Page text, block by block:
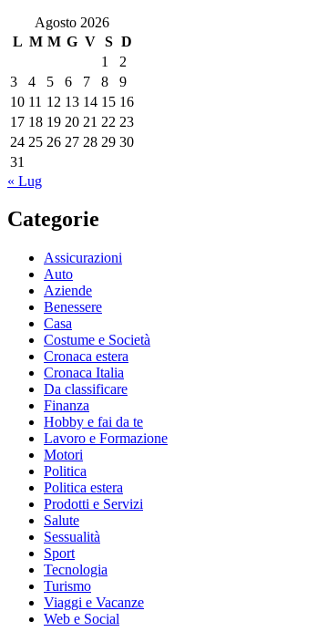
Agosto 2026
L M M G V S D
1
2
3
4 5 6 7 8
9
10 11 12 13 14 15 16
17 18 19 20 21 22 23
24 25 26 27 28 29 30
31
« Lug
Categorie
Assicurazioni
Auto
Aziende
Benessere
Casa
Costume e Società
Cronaca estera
Cronaca Italia
Da classificare
Finanza
Hobby e fai da te
Lavoro e Formazione
Motori
Politica
Politica estera
Prodotti e Servizi
Salute
Sessualità
Sport
Tecnologia
Turismo
Viaggi e Vacanze
Web e Social